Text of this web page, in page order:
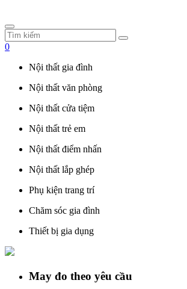
0
Nội thất gia đình
Nội thất văn phòng
Nội thất cửa tiệm
Nội thất trẻ em
Nội thất điểm nhấn
Nội thất lắp ghép
Phụ kiện trang trí
Chăm sóc gia đình
Thiết bị gia dụng
May đo theo yêu cầu